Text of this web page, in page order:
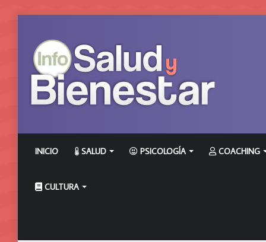
INICIO SALUD PSICOLOGÍA COACHING
CULTURA